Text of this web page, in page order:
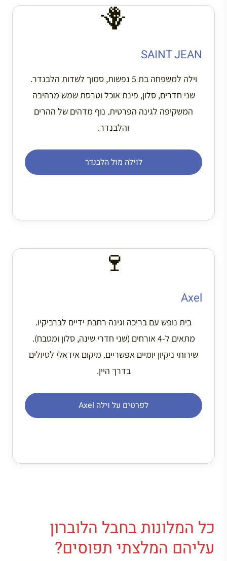
🪻
SAINT JEAN
וילה למשפחה בת 5 נפשות, סמוך לשדות הלבנדר.
שני חדרים, סלון, פינת אוכל וטרסת שמש מרהיבה
המשקיפה לגינה הפרטית. נוף מדהים של ההרים
והלבנדר.
לוילה מול הלבנדר
🍷
Axel
בית נופש עם בריכה וגינה רחבת ידיים לברביקיו.
מתאים ל-4 אורחים (שני חדרי שינה, סלון ומטבח).
שירותי ניקיון יומיים אפשריים. מיקום אידאלי לטיולים
בדרך היין.
לפרטים על וילה Axel
כל המלונות בחבל הלוברון
עליהם המלצתי תפוסים?